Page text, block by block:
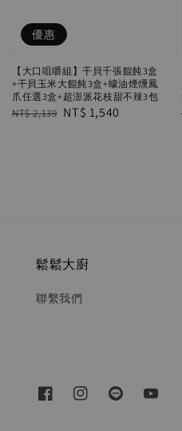
優惠
【大口咀嚼組】干貝千張餛飩3盒
+干貝玉米大餛飩3盒+蠔油煙燻鳳
爪任選3盒+超澎派花枝甜不辣3包
Regular
NT$ 2,139 Sale
NT$ 1,540
鬆鬆大廚
聯繫我們